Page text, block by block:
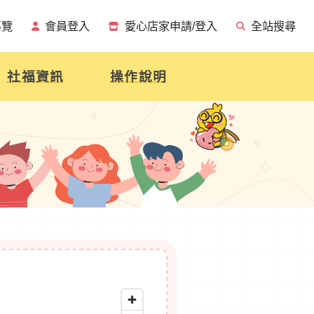
會員登入 愛心店家申請/登入 全站搜尋
社福資訊 操作說明